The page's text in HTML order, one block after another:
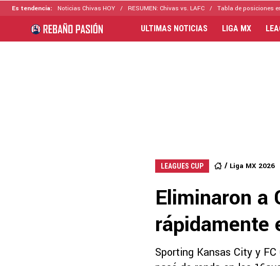
Es tendencia: Noticias Chivas HOY RESUMEN: Chivas vs. LAFC Tabla de posiciones
ULTIMAS NOTICIAS LIGA MX
LEAGUES CUP Liga MX 2026
Eliminaron a
rápidamente
Sporting Kansas City y